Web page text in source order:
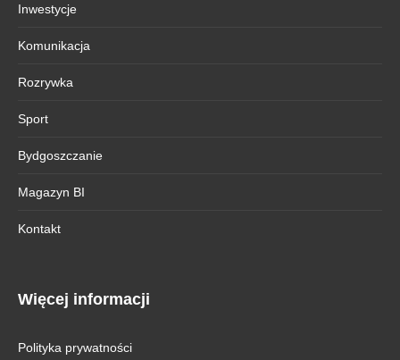
Inwestycje
Komunikacja
Rozrywka
Sport
Bydgoszczanie
Magazyn BI
Kontakt
Więcej informacji
Polityka prywatności